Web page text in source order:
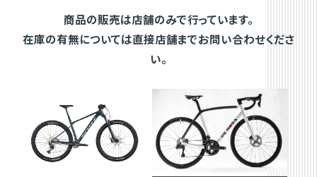
商品の販売は店舗のみで行っています。
在庫の有無については直接店舗までお問い合わせくださ
い。